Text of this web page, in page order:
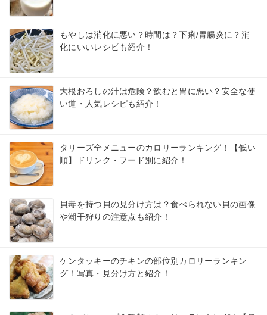
もやしは消化に悪い？時間は？下痢/胃腸炎に？消
化にいいレシピも紹介！
大根おろしの汁は危険？飲むと胃に悪い？安全な使
い道・人気レシピも紹介！
タリーズ全メニューのカロリーランキング！【低い
順】ドリンク・フード別に紹介！
貝毒を持つ貝の見分け方は？食べられない貝の画像
や潮干狩りの注意点も紹介！
ケンタッキーのチキンの部位別カロリーランキン
グ！写真・見分け方と紹介！